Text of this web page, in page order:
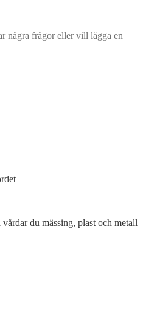
några frågor eller vill lägga en
du mässing, plast och metall